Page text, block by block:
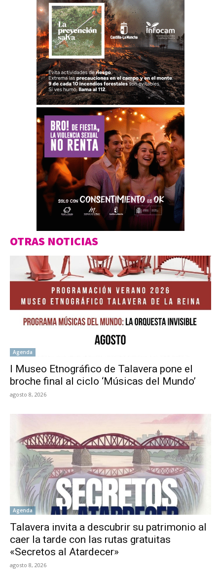
OTRAS NOTICIAS
Agenda
l Museo Etnográfico de Talavera pone el
broche final al ciclo ‘Músicas del Mundo’
agosto 8, 2026
Agenda
Talavera invita a descubrir su patrimonio al
caer la tarde con las rutas gratuitas
«Secretos al Atardecer»
agosto 8, 2026